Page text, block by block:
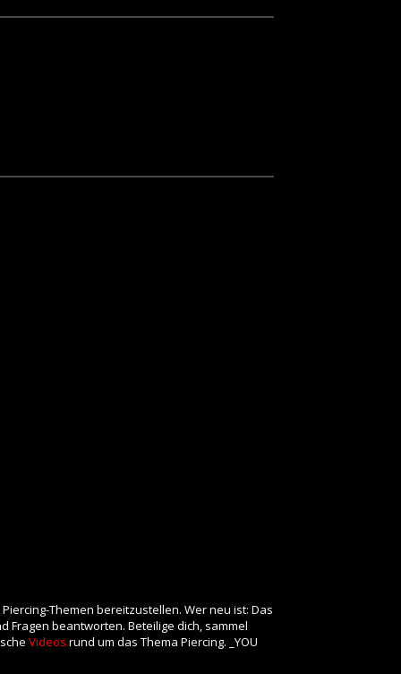
Themen bereitzustellen. Wer neu ist: Das
beantworten. Beteilige dich, sammel
Videos rund um das Thema Piercing. _YOU